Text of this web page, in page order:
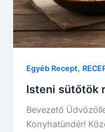
Egyéb Recept,
Isteni sütőtök
Bevezető
Konyhatündér!